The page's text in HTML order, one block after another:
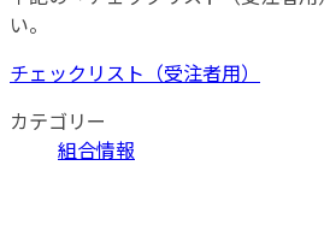
い。
チェックリスト（受注者用）
カテゴリー
組合情報